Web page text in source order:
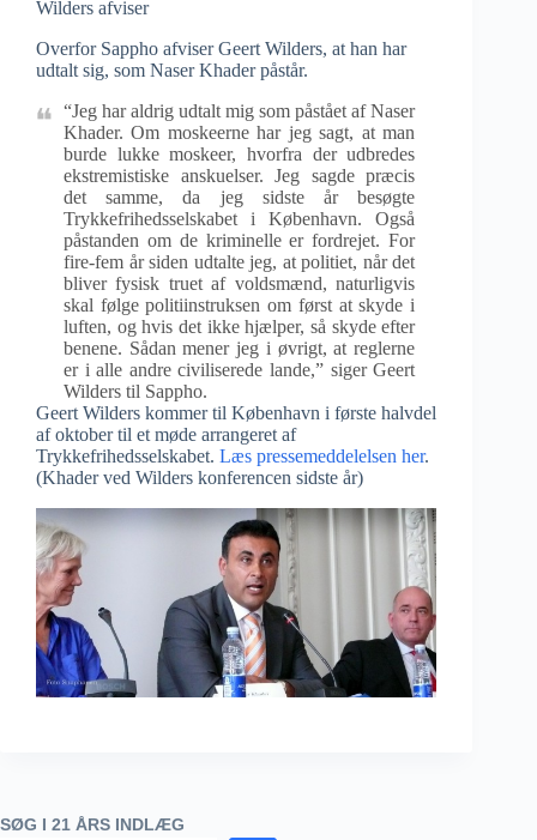
Wilders afviser
Overfor Sappho afviser Geert Wilders, at han har
udtalt sig, som Naser Khader påstår.
“Jeg har aldrig udtalt mig som påstået af Naser
Khader. Om moskeerne har jeg sagt, at man
burde lukke moskeer, hvorfra der udbredes
ekstremistiske anskuelser. Jeg sagde præcis
det samme, da jeg sidste år besøgte
Trykkefrihedsselskabet i København. Også
påstanden om de kriminelle er fordrejet. For
fire-fem år siden udtalte jeg, at politiet, når det
bliver fysisk truet af voldsmænd, naturligvis
skal følge politiinstruksen om først at skyde i
luften, og hvis det ikke hjælper, så skyde efter
benene. Sådan mener jeg i øvrigt, at reglerne
er i alle andre civiliserede lande,” siger Geert
Wilders til Sappho.
Geert Wilders kommer til København i første halvdel
af oktober til et møde arrangeret af
Trykkefrihedsselskabet. Læs pressemeddelelsen her.
(Khader ved Wilders konferencen sidste år)
SØG I 21 ÅRS INDLÆG